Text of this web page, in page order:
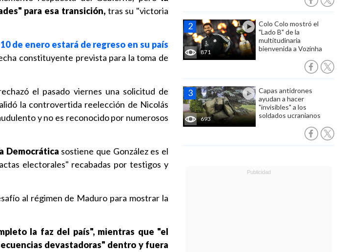
871
Colo Colo mostró el
"Lado B" de la
multitudinaria
bienvenida a Vozinha
693
Capas antidrones
ayudan a hacer
"invisibles" a los
soldados ucranianos
para esa transición,tras su "victoria
de enero estará de regreso en su país
constituyente prevista para la toma de
el pasado viernes una solicitud de
la controvertida reelección de Nicolás
y no es reconocido por numerosos
Democrática sostiene que González es el
electorales" recabadas por testigos y
al régimen de Maduro para mostrar la
la faz del país", mientras que "el
devastadoras" dentro y fuera